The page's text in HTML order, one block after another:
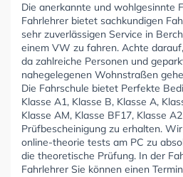
Die anerkannte und wohlgesinnte
Fahrlehrer bietet sachkundigen
sehr zuverlässigen Service in
einem VW zu fahren. Achte
da zahlreiche Personen und
nahegelegenen Wohnstraßen
Die Fahrschule bietet Perfekte
Klasse A1, Klasse B, Klasse A,
Klasse AM, Klasse BF17, Klasse
Prüfbescheinigung zu erhalten.
online-theorie tests am PC zu
die theoretische Prüfung. In der
Fahrlehrer Sie können einen